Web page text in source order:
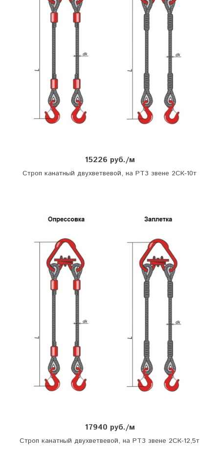
15226 руб./м
Строп канатный двухветвевой, на РТ3 звене 2СК-10т
17940 руб./м
Строп канатный двухветвевой, на РТ3 звене 2СК-12,5т